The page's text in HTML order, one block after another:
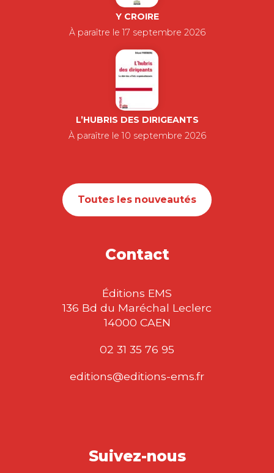
Y CROIRE
À paraître le 17 septembre 2026
L’HUBRIS DES DIRIGEANTS
À paraître le 10 septembre 2026
Toutes les nouveautés
Contact
Éditions EMS
136 Bd du Maréchal Leclerc
14000 CAEN
02 31 35 76 95
editions@editions-ems.fr
Suivez-nous